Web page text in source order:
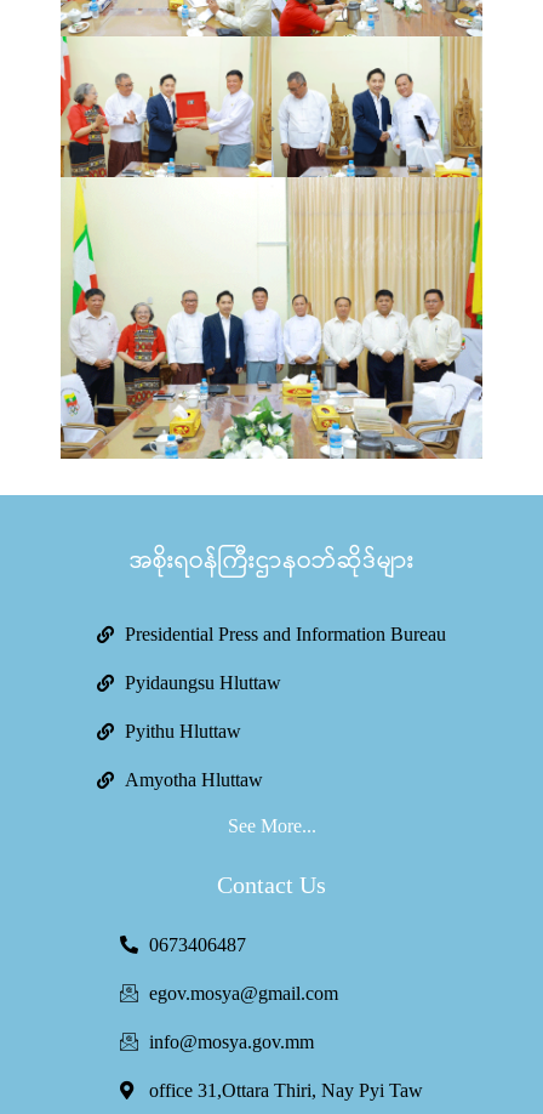
အစိုးရဝန်ကြီးဌာနဝဘ်ဆိုဒ်များ
Presidential Press and Information Bureau
Pyidaungsu Hluttaw
Pyithu Hluttaw
Amyotha Hluttaw
See More...
Contact Us
0673406487
egov.mosya@gmail.com
info@mosya.gov.mm
office 31,Ottara Thiri, Nay Pyi Taw